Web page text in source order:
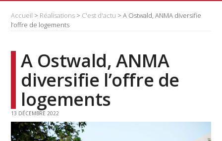
Accueil > Réalisations > C'est d'actu > A Ostwald, ANMA diversifie
l’offre de logements
A Ostwald, ANMA
diversifie l’offre de
logements
13 DÉCEMBRE 2022